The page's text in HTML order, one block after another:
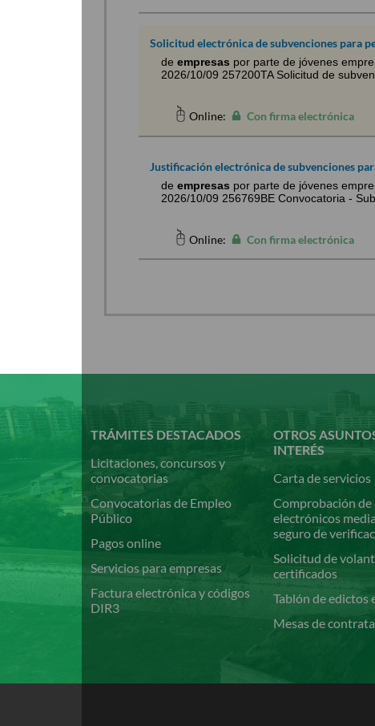
Solicitud electrónica de subvenciones para
de empresas por parte de jóvenes
2026/10/09 257200TA Solicitud de
Online: Con firma electrónica
Justificación electrónica de subvenciones
de empresas por parte de jóvenes
2026/10/09 256769BE Convocatoria -
Online: Con firma electrónica
contenido
principal
TRÁMITES DESTACADOS
Licitaciones, concursos y
convocatorias
Convocatorias de Empleo
Público
Pagos online
Servicios para empresas
Factura electrónica y códigos
DIR3
OTROS
INTERÉS
Carta de servicios
Comprobación
electrónicos
seguro de
Solicitud de
certificados
Tablón de edictos
Mesas de